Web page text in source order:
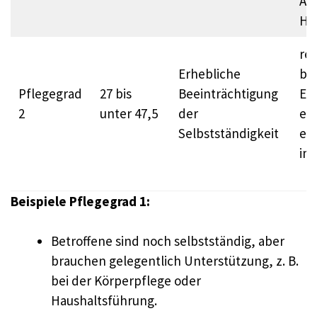
Pflegegrad
2
27 bis
unter 47,5
Erhebliche
Beeinträchtigung
der
Selbstständigkeit
im
Beispiele Pflegegrad 1:
Betroffene sind noch selbstständig, aber
brauchen gelegentlich Unterstützung, z. B.
bei der Körperpflege oder
Haushaltsführung.